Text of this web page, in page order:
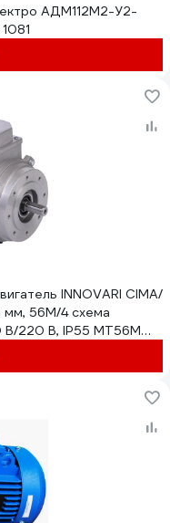
АДМ112М2-У2-
INNOVARI CIMA/
56M/4 схема
В/220 В, IP55 MT56M